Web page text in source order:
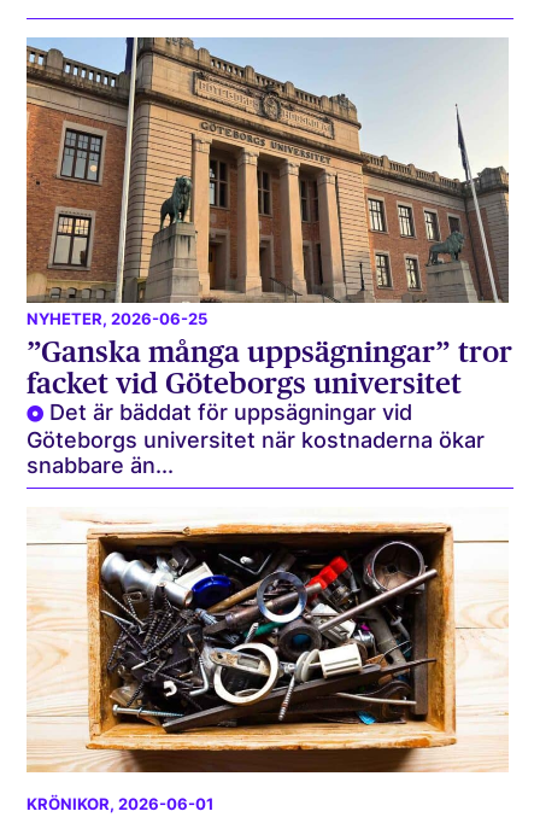
NYHETER, 2026-06-25
”Ganska många uppsägningar” tror
facket vid Göteborgs universitet
Det är bäddat för uppsägningar vid
Göteborgs universitet när kostnaderna ökar
snabbare än...
KRÖNIKOR, 2026-06-01